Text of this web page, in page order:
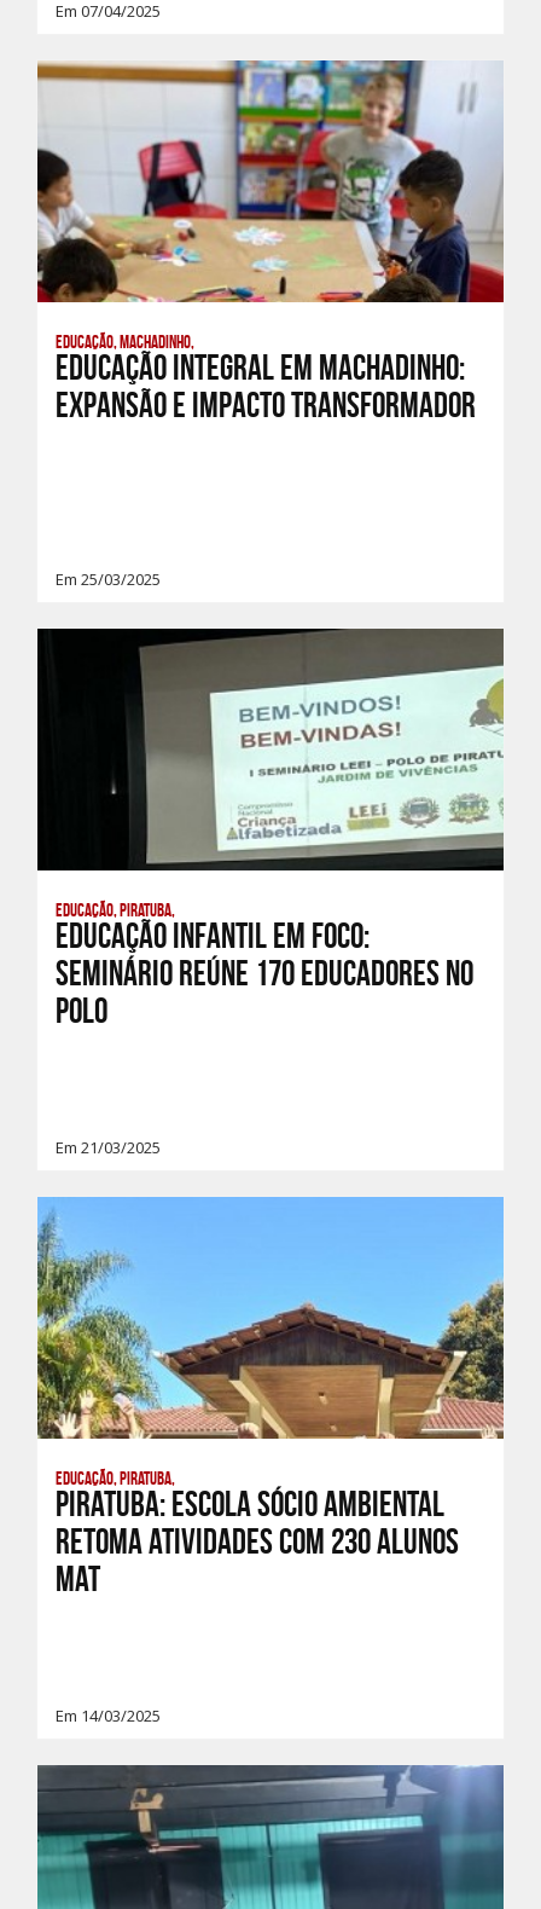
Em 07/04/2025
Educação, Machadinho,
Educação Integral em Machadinho:
Expansão e Impacto Transformador
Em 25/03/2025
Educação, Piratuba,
EDUCAÇÃO INFANTIL EM FOCO:
SEMINÁRIO REÚNE 170 EDUCADORES NO
POLO
Em 21/03/2025
Educação, Piratuba,
PIRATUBA: ESCOLA SÓCIO AMBIENTAL
RETOMA ATIVIDADES COM 230 ALUNOS
MAT
Em 14/03/2025